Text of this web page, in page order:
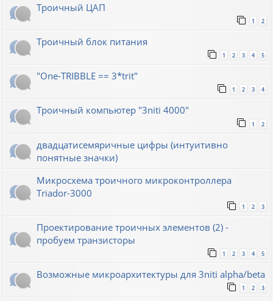
Троичный ЦАП
1 2
Троичный блок питания
1 2 3 4 5
"One-TRIBBLE == 3*trit"
1 2 3 4
Троичный компьютер "3niti 4000"
1 2
двадцатисемяричные цифры (интуитивно
понятные значки)
Микросхема троичного микроконтроллера
Triador-3000
1 2 3
Проектирование троичных элементов (2) -
пробуем транзисторы
1 2 3 4 5
Возможные микроархитектуры для 3niti alpha/beta
1 2 3